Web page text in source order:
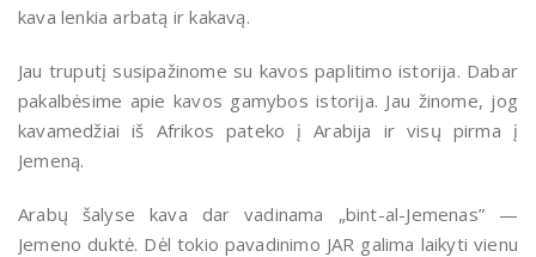
kava lenkia arbatą ir kakavą.
Jau truputį susipažinome su kavos paplitimo istorija. Dabar
pakalbėsime apie kavos gamybos istorija. Jau žinome, jog
kavamedžiai iš Afrikos pateko į Arabija ir visų pirma į
Jemeną.
Arabų šalyse kava dar vadinama „bint-al-Jemenas” —
Jemeno duktė. Dėl tokio pavadinimo JAR galima laikyti vienu